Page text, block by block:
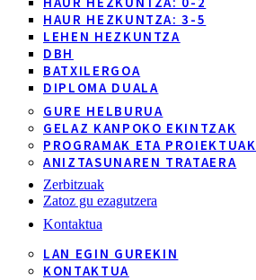
HAUR HEZKUNTZA: 3-5
LEHEN HEZKUNTZA
DBH
BATXILERGOA
DIPLOMA DUALA
GURE HELBURUA
GELAZ KANPOKO EKINTZAK
PROGRAMAK ETA PROIEKTUAK
ANIZTASUNAREN TRATAERA
Zerbitzuak
Zatoz gu ezagutzera
Kontaktua
LAN EGIN GUREKIN
KONTAKTUA